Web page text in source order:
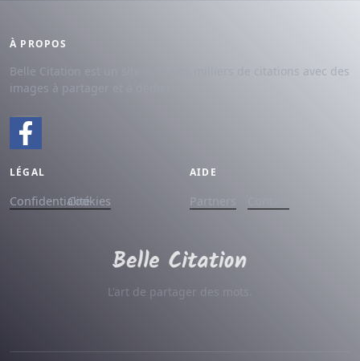
À PROPOS
Belle Citation est un site avec des milliers de citations avec des
images à partager et à dédier.
LÉGAL
ConfidentialitéCookies
AIDE
Partners
L'art de partager des mots.